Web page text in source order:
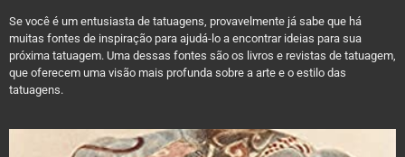
Se você é um entusiasta de tatuagens, provavelmente já sabe que há
muitas fontes de inspiração para ajudá-lo a encontrar ideias para sua
próxima tatuagem. Uma dessas fontes são os livros e revistas de tatuagem,
que oferecem uma visão mais profunda sobre a arte e o estilo das
tatuagens.